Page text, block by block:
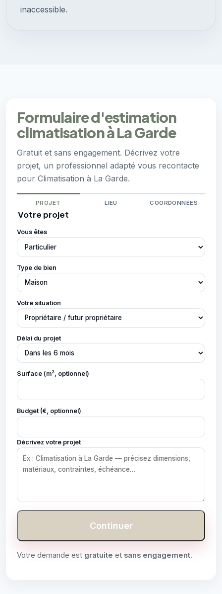
inaccessible.
Formulaire d'estimation
climatisation à La Garde
Gratuit et sans engagement. Décrivez votre
projet, un professionnel adapté vous recontacte
pour Climatisation à La Garde.
PROJET LIEU COORDONNÉES
Votre projet
Vous êtes
Type de bien
Votre situation
Délai du projet
Surface (m², optionnel)
Budget (€, optionnel)
Décrivez votre projet
Continuer
Votre demande est gratuite et sans engagement.